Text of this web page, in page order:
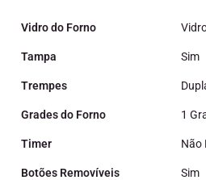
Vidro do Forno
Tampa Sim
Trempes
Grades do Forno 1
Timer Não
Botões Removíveis Sim